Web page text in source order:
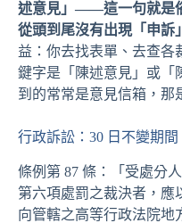
述意見」——這一句就是
從頭到尾沒有出現「申訴
益：你去找表單、去查各
鍵字是「陳述意見」或「
到的常常是意見信箱，那
行政訴訟：30 日不變期間
條例第 87 條：「受處分
第六項處罰之裁決者，應
向管轄之高等行政法院地